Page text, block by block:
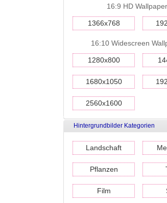
16:9 HD
1366x768
16:10 Widescreen
1280x800
1680x1050
2560x1600
Hintergrundbilder Kategorien
Landschaft
Pflanzen
Film